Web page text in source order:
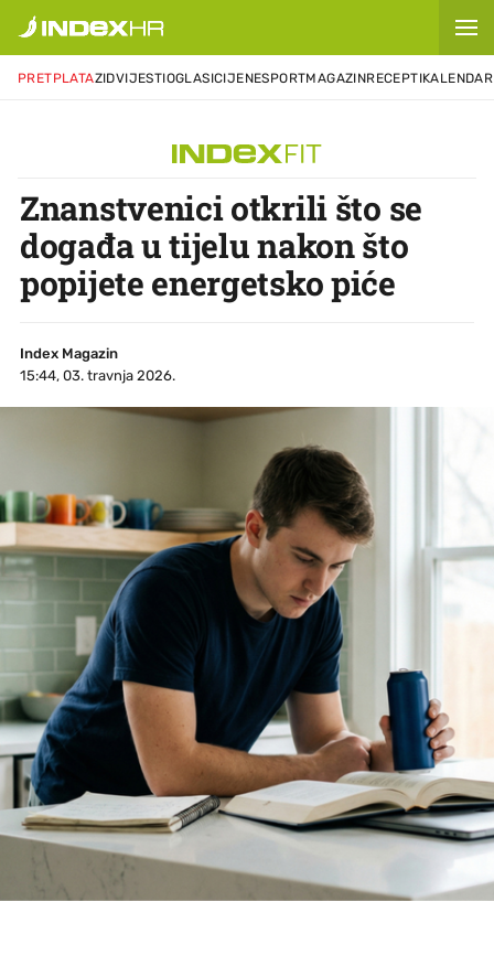
PRETPLATAZIDVIJESTIOGLASICIJENESPORTMAGAZINRECEPTIKALENDAR
Znanstvenici otkrili što se
događa u tijelu nakon što
popijete energetsko piće
Index Magazin
15:44, 03. travnja 2026.